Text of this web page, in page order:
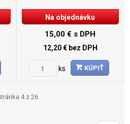
Na objednávku
15,00 € s DPH
12,20 € bez DPH
ks KÚPIŤ
4 z 26